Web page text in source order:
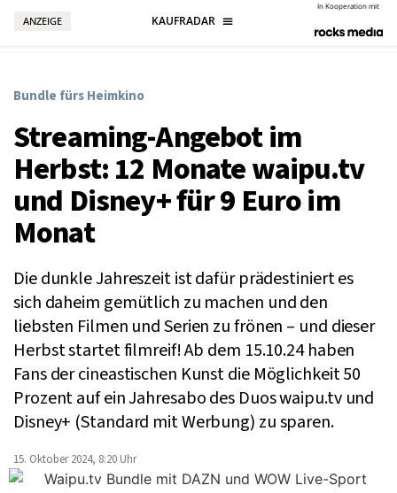
ANZEIGE
In Kooperation mit
Bundle fürs Heimkino
Streaming-Angebot im
Herbst: 12 Monate waipu.tv
und Disney+ für 9 Euro im
Monat
Die dunkle Jahreszeit ist dafür prädestiniert es
sich daheim gemütlich zu machen und den
liebsten Filmen und Serien zu frönen – und dieser
Herbst startet filmreif! Ab dem 15.10.24 haben
Fans der cineastischen Kunst die Möglichkeit 50
Prozent auf ein Jahresabo des Duos waipu.tv und
Disney+ (Standard mit Werbung) zu sparen.
15. Oktober 2024, 8:20 Uhr